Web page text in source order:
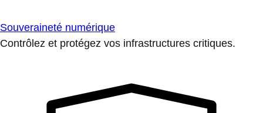
Souveraineté numérique
Contrôlez et protégez vos infrastructures critiques.